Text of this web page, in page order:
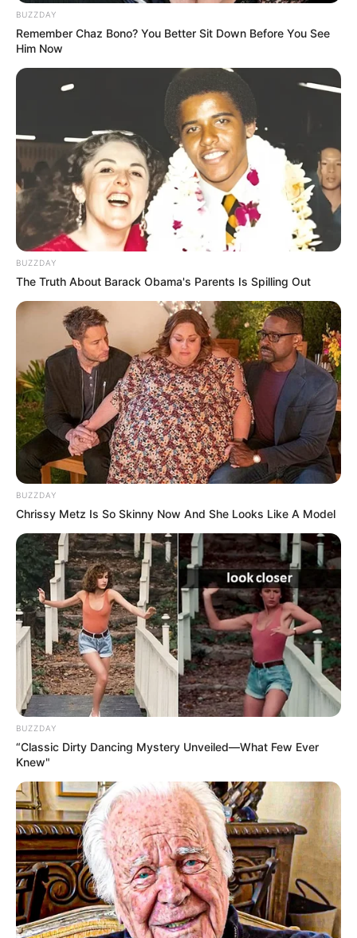
BUZZDAY
Remember Chaz Bono? You Better Sit Down Before You See
Him Now
BUZZDAY
The Truth About Barack Obama's Parents Is Spilling Out
BUZZDAY
Chrissy Metz Is So Skinny Now And She Looks Like A Model
BUZZDAY
“Classic Dirty Dancing Mystery Unveiled—What Few Ever
Knew"